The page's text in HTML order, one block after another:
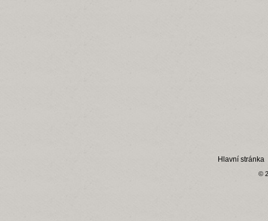
Hlavní stránka
©